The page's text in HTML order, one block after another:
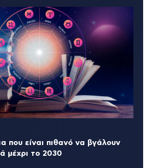
που είναι πιθανό να βγάλουν
μέχρι το 2030